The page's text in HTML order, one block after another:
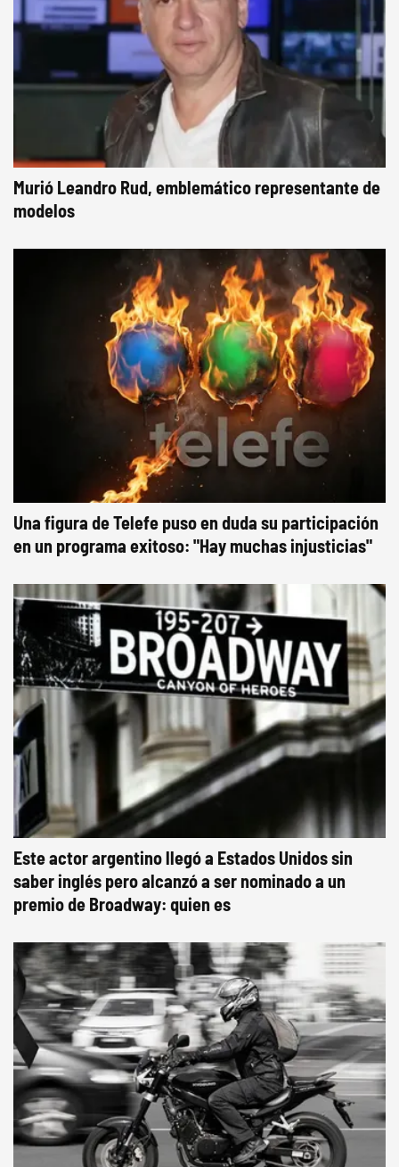
Murió Leandro Rud, emblemático representante de
modelos
Una figura de Telefe puso en duda su participación
en un programa exitoso: "Hay muchas injusticias"
Este actor argentino llegó a Estados Unidos sin
saber inglés pero alcanzó a ser nominado a un
premio de Broadway: quien es